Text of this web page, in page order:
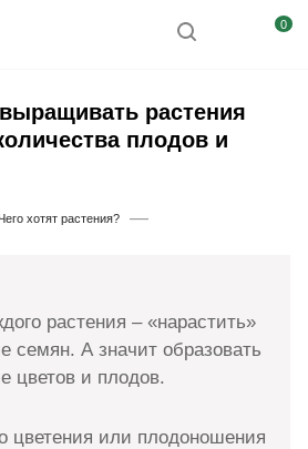
0
растения
плодов и
хотят растения? —
растения – «нарастить»
семян. А значит образовать
цветов и плодов.
цветения или плодоношения